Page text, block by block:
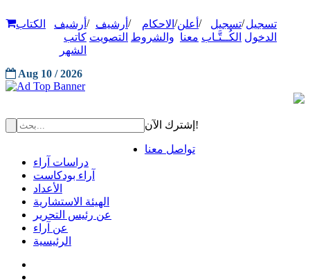
تسجيل
الدخول
/تسجيل
الكُــتَّـاب
/ أعلن
معنا
/ الاحكام
والشروط
/ أرشيف
التصويت
/ أرشيف
كاتب
الشهر
الكتاب
Aug 10 / 2026
إشترك الآن!
تواصل معنا
دراسات آراء
آراء بودكاست
الأعداد
الهيئة الاستشارية
عن رئيس التحرير
عن آراء
الرئيسية